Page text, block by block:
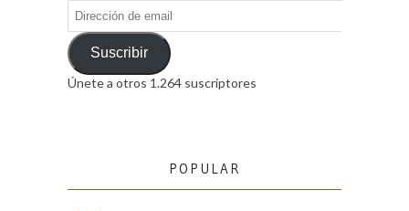
Dirección
de
emailSuscribir
Únete a otros 1.264 suscriptores
POPULAR